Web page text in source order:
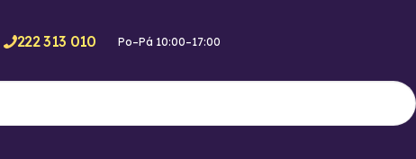
222 313 010 Po–Pá 10:00–17:00